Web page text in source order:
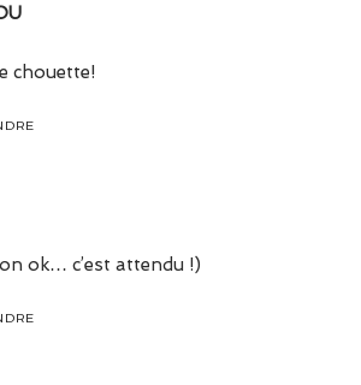
chouette!
ok… c’est attendu !)